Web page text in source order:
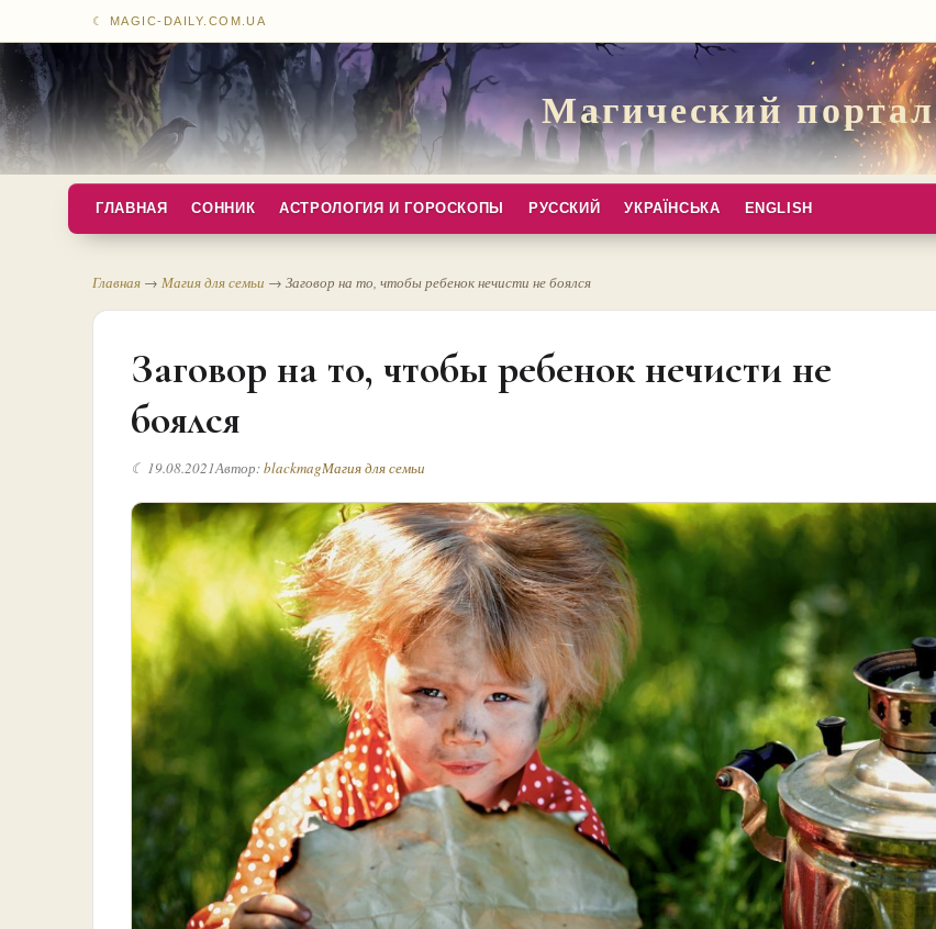
☾ MAGIC-DAILY.COM.UA
Магический портал
ГЛАВНАЯ СОННИК АСТРОЛОГИЯ И ГОРОСКОПЫ РУССКИЙ УКРАЇНСЬКА ENGLISH
Главная → Магия для семьи → Заговор на то, чтобы ребенок нечисти не боялся
Заговор на то, чтобы ребенок нечисти не
боялся
☾ 19.08.2021Автор:blackmagМагия для семьи